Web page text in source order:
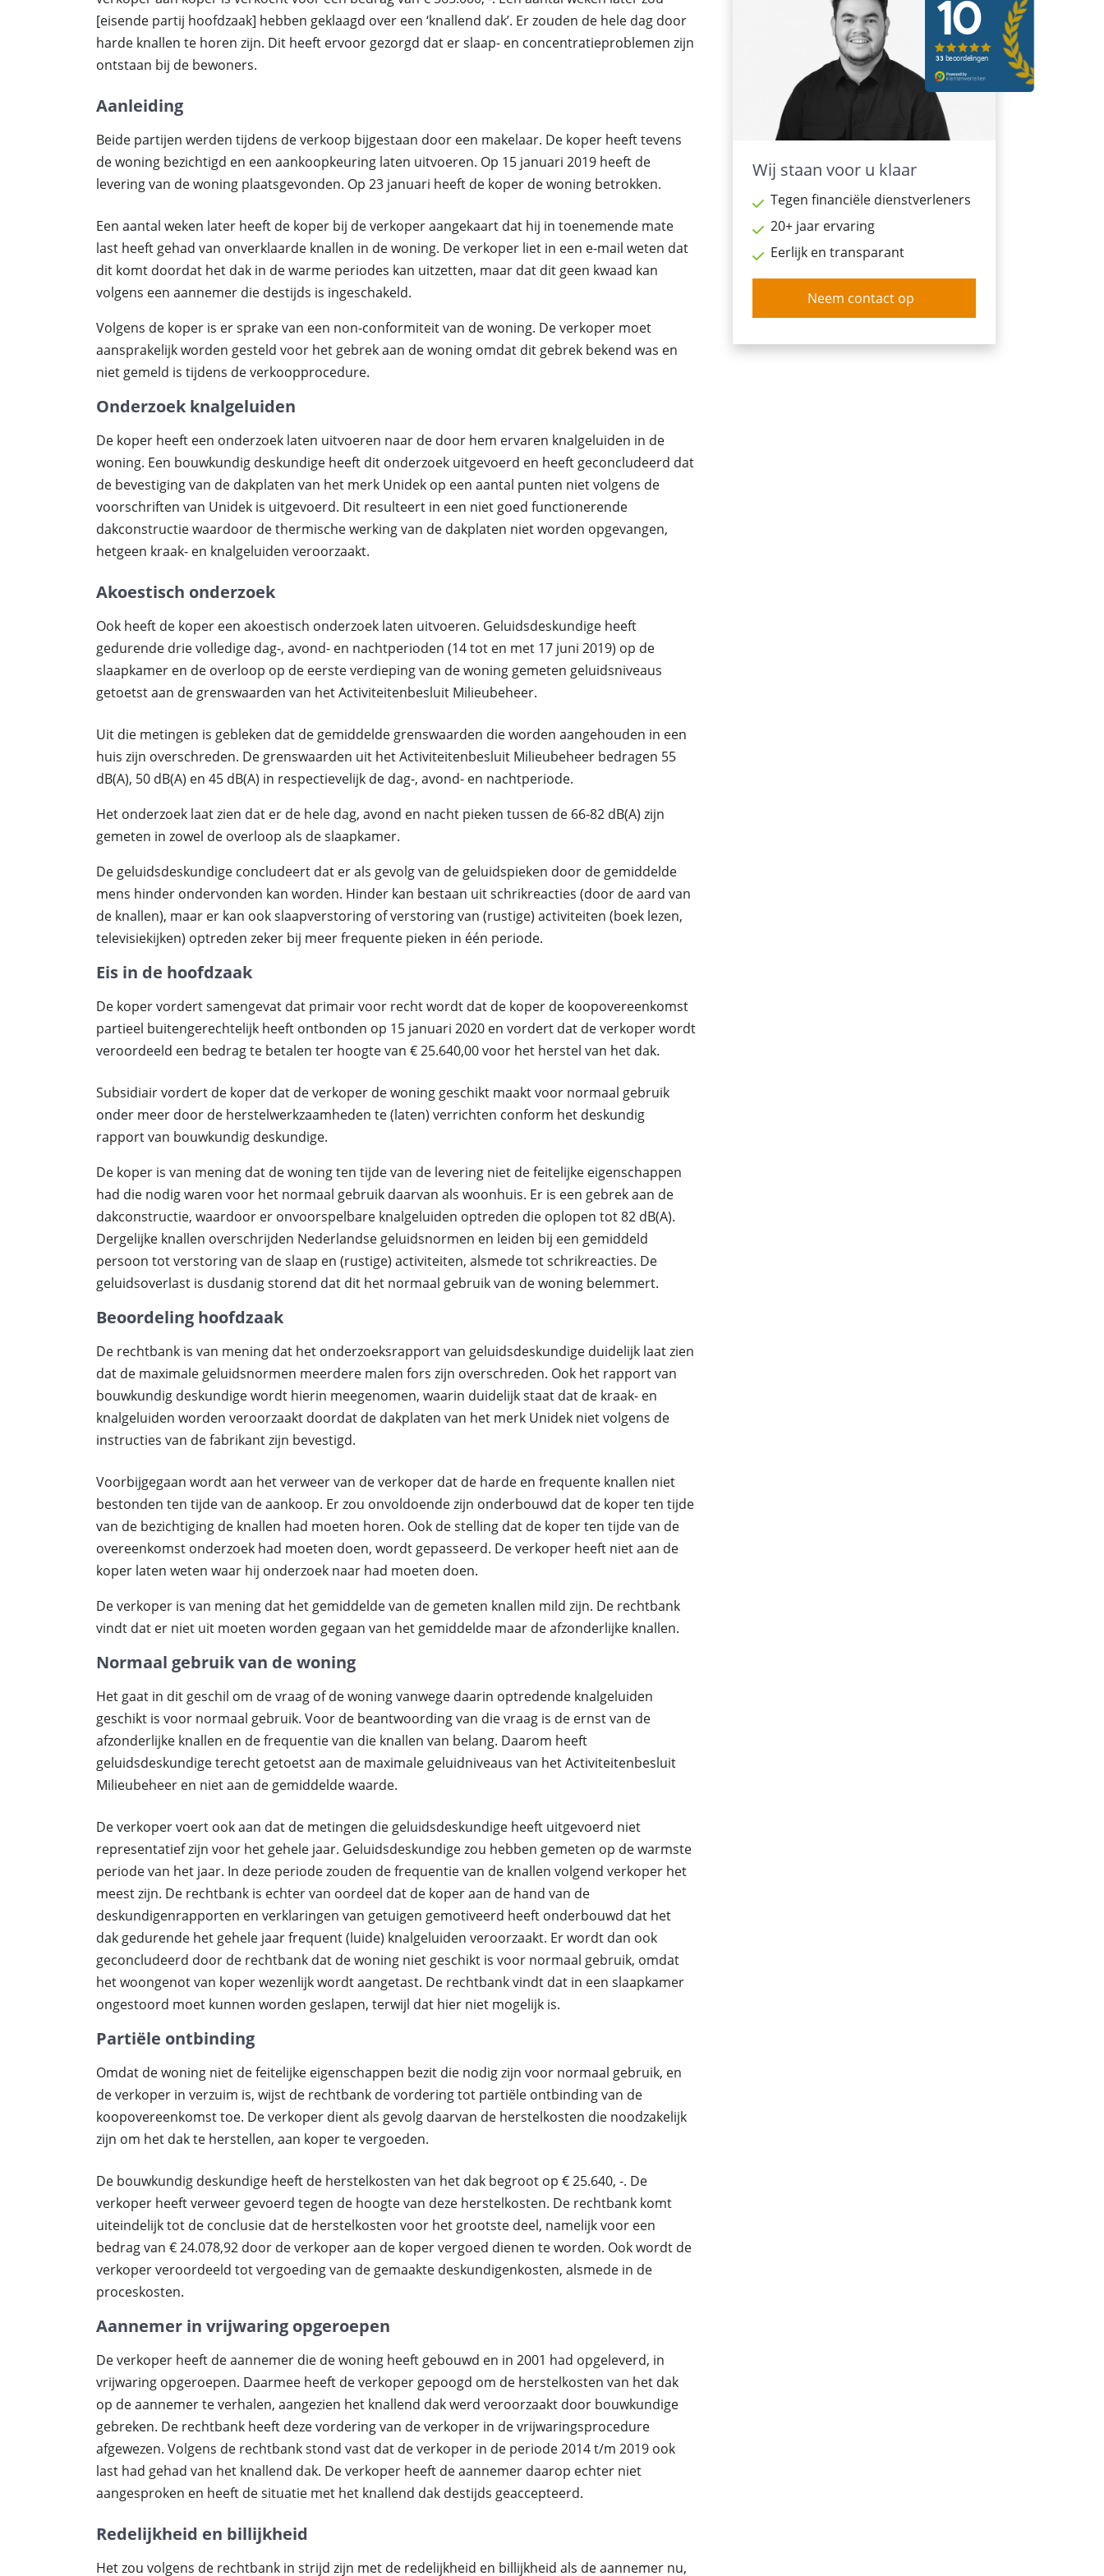
[eisende partij hoofdzaak] hebben geklaagd over een ‘knallend dak’. Er zouden de hele dag door
harde knallen te horen zijn. Dit heeft ervoor gezorgd dat er slaap- en concentratieproblemen zijn
ontstaan bij de bewoners.
Aanleiding
Beide partijen werden tijdens de verkoop bijgestaan door een makelaar. De koper heeft tevens
de woning bezichtigd en een aankoopkeuring laten uitvoeren. Op 15 januari 2019 heeft de
levering van de woning plaatsgevonden. Op 23 januari heeft de koper de woning betrokken.
Een aantal weken later heeft de koper bij de verkoper aangekaart dat hij in toenemende mate
last heeft gehad van onverklaarde knallen in de woning. De verkoper liet in een e-mail weten dat
dit komt doordat het dak in de warme periodes kan uitzetten, maar dat dit geen kwaad kan
volgens een aannemer die destijds is ingeschakeld.
Volgens de koper is er sprake van een non-conformiteit van de woning. De verkoper moet
aansprakelijk worden gesteld voor het gebrek aan de woning omdat dit gebrek bekend was en
niet gemeld is tijdens de verkoopprocedure.
Onderzoek knalgeluiden
De koper heeft een onderzoek laten uitvoeren naar de door hem ervaren knalgeluiden in de
woning. Een bouwkundig deskundige heeft dit onderzoek uitgevoerd en heeft geconcludeerd dat
de bevestiging van de dakplaten van het merk Unidek op een aantal punten niet volgens de
voorschriften van Unidek is uitgevoerd. Dit resulteert in een niet goed functionerende
dakconstructie waardoor de thermische werking van de dakplaten niet worden opgevangen,
hetgeen kraak- en knalgeluiden veroorzaakt.
Akoestisch onderzoek
Ook heeft de koper een akoestisch onderzoek laten uitvoeren. Geluidsdeskundige heeft
gedurende drie volledige dag-, avond- en nachtperioden (14 tot en met 17 juni 2019) op de
slaapkamer en de overloop op de eerste verdieping van de woning gemeten geluidsniveaus
getoetst aan de grenswaarden van het Activiteitenbesluit Milieubeheer.
Uit die metingen is gebleken dat de gemiddelde grenswaarden die worden aangehouden in een
huis zijn overschreden. De grenswaarden uit het Activiteitenbesluit Milieubeheer bedragen 55
dB(A), 50 dB(A) en 45 dB(A) in respectievelijk de dag-, avond- en nachtperiode.
Het onderzoek laat zien dat er de hele dag, avond en nacht pieken tussen de 66-82 dB(A) zijn
gemeten in zowel de overloop als de slaapkamer.
De geluidsdeskundige concludeert dat er als gevolg van de geluidspieken door de gemiddelde
mens hinder ondervonden kan worden. Hinder kan bestaan uit schrikreacties (door de aard van
de knallen), maar er kan ook slaapverstoring of verstoring van (rustige) activiteiten (boek lezen,
televisiekijken) optreden zeker bij meer frequente pieken in één periode.
Eis in de hoofdzaak
De koper vordert samengevat dat primair voor recht wordt dat de koper de koopovereenkomst
partieel buitengerechtelijk heeft ontbonden op 15 januari 2020 en vordert dat de verkoper wordt
veroordeeld een bedrag te betalen ter hoogte van € 25.640,00 voor het herstel van het dak.
Subsidiair vordert de koper dat de verkoper de woning geschikt maakt voor normaal gebruik
onder meer door de herstelwerkzaamheden te (laten) verrichten conform het deskundig
rapport van bouwkundig deskundige.
De koper is van mening dat de woning ten tijde van de levering niet de feitelijke eigenschappen
had die nodig waren voor het normaal gebruik daarvan als woonhuis. Er is een gebrek aan de
dakconstructie, waardoor er onvoorspelbare knalgeluiden optreden die oplopen tot 82 dB(A).
Dergelijke knallen overschrijden Nederlandse geluidsnormen en leiden bij een gemiddeld
persoon tot verstoring van de slaap en (rustige) activiteiten, alsmede tot schrikreacties. De
geluidsoverlast is dusdanig storend dat dit het normaal gebruik van de woning belemmert.
Beoordeling hoofdzaak
De rechtbank is van mening dat het onderzoeksrapport van geluidsdeskundige duidelijk laat zien
dat de maximale geluidsnormen meerdere malen fors zijn overschreden. Ook het rapport van
bouwkundig deskundige wordt hierin meegenomen, waarin duidelijk staat dat de kraak- en
knalgeluiden worden veroorzaakt doordat de dakplaten van het merk Unidek niet volgens de
instructies van de fabrikant zijn bevestigd.
Voorbijgegaan wordt aan het verweer van de verkoper dat de harde en frequente knallen niet
bestonden ten tijde van de aankoop. Er zou onvoldoende zijn onderbouwd dat de koper ten tijde
van de bezichtiging de knallen had moeten horen. Ook de stelling dat de koper ten tijde van de
overeenkomst onderzoek had moeten doen, wordt gepasseerd. De verkoper heeft niet aan de
koper laten weten waar hij onderzoek naar had moeten doen.
De verkoper is van mening dat het gemiddelde van de gemeten knallen mild zijn. De rechtbank
vindt dat er niet uit moeten worden gegaan van het gemiddelde maar de afzonderlijke knallen.
Normaal gebruik van de woning
Het gaat in dit geschil om de vraag of de woning vanwege daarin optredende knalgeluiden
geschikt is voor normaal gebruik. Voor de beantwoording van die vraag is de ernst van de
afzonderlijke knallen en de frequentie van die knallen van belang. Daarom heeft
geluidsdeskundige terecht getoetst aan de maximale geluidniveaus van het Activiteitenbesluit
Milieubeheer en niet aan de gemiddelde waarde.
De verkoper voert ook aan dat de metingen die geluidsdeskundige heeft uitgevoerd niet
representatief zijn voor het gehele jaar. Geluidsdeskundige zou hebben gemeten op de warmste
periode van het jaar. In deze periode zouden de frequentie van de knallen volgend verkoper het
meest zijn. De rechtbank is echter van oordeel dat de koper aan de hand van de
deskundigenrapporten en verklaringen van getuigen gemotiveerd heeft onderbouwd dat het
dak gedurende het gehele jaar frequent (luide) knalgeluiden veroorzaakt. Er wordt dan ook
geconcludeerd door de rechtbank dat de woning niet geschikt is voor normaal gebruik, omdat
het woongenot van koper wezenlijk wordt aangetast. De rechtbank vindt dat in een slaapkamer
ongestoord moet kunnen worden geslapen, terwijl dat hier niet mogelijk is.
Partiële ontbinding
Omdat de woning niet de feitelijke eigenschappen bezit die nodig zijn voor normaal gebruik, en
de verkoper in verzuim is, wijst de rechtbank de vordering tot partiële ontbinding van de
koopovereenkomst toe. De verkoper dient als gevolg daarvan de herstelkosten die noodzakelijk
zijn om het dak te herstellen, aan koper te vergoeden.
De bouwkundig deskundige heeft de herstelkosten van het dak begroot op € 25.640, -. De
verkoper heeft verweer gevoerd tegen de hoogte van deze herstelkosten. De rechtbank komt
uiteindelijk tot de conclusie dat de herstelkosten voor het grootste deel, namelijk voor een
bedrag van € 24.078,92 door de verkoper aan de koper vergoed dienen te worden. Ook wordt de
verkoper veroordeeld tot vergoeding van de gemaakte deskundigenkosten, alsmede in de
proceskosten.
Aannemer in vrijwaring opgeroepen
De verkoper heeft de aannemer die de woning heeft gebouwd en in 2001 had opgeleverd, in
vrijwaring opgeroepen. Daarmee heeft de verkoper gepoogd om de herstelkosten van het dak
op de aannemer te verhalen, aangezien het knallend dak werd veroorzaakt door bouwkundige
gebreken. De rechtbank heeft deze vordering van de verkoper in de vrijwaringsprocedure
afgewezen. Volgens de rechtbank stond vast dat de verkoper in de periode 2014 t/m 2019 ook
last had gehad van het knallend dak. De verkoper heeft de aannemer daarop echter niet
aangesproken en heeft de situatie met het knallend dak destijds geaccepteerd.
Redelijkheid en billijkheid
Het zou volgens de rechtbank in strijd zijn met de redelijkheid en billijkheid als de aannemer nu,
Wij staan voor u klaar
Tegen financiële dienstverleners
20+ jaar ervaring
Eerlijk en transparant
Neem contact op